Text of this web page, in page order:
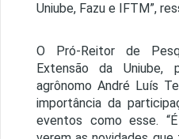
Uniube, Fazu e IFTM”,
O Pró-Reitor de
Extensão da Uniube,
agrônomo André Luís
importância da
eventos como esse.